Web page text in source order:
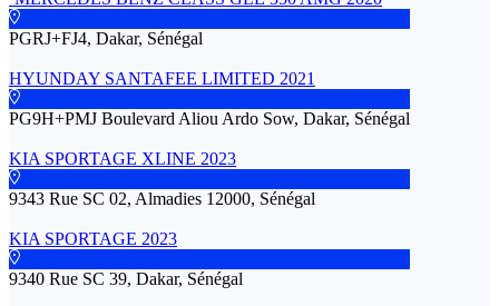
PGRJ+FJ4, Dakar, Sénégal
HYUNDAY SANTAFEE LIMITED 2021
PG9H+PMJ Boulevard Aliou Ardo Sow, Dakar, Sénégal
KIA SPORTAGE XLINE 2023
9343 Rue SC 02, Almadies 12000, Sénégal
KIA SPORTAGE 2023
9340 Rue SC 39, Dakar, Sénégal